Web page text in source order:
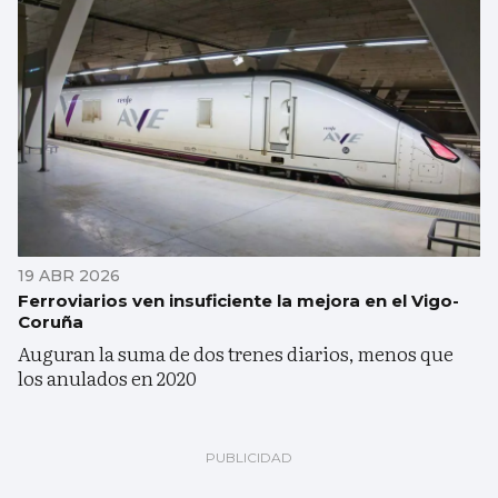
19 ABR 2026
Ferroviarios ven insuficiente la mejora en el Vigo-
Coruña
Auguran la suma de dos trenes diarios, menos que
los anulados en 2020